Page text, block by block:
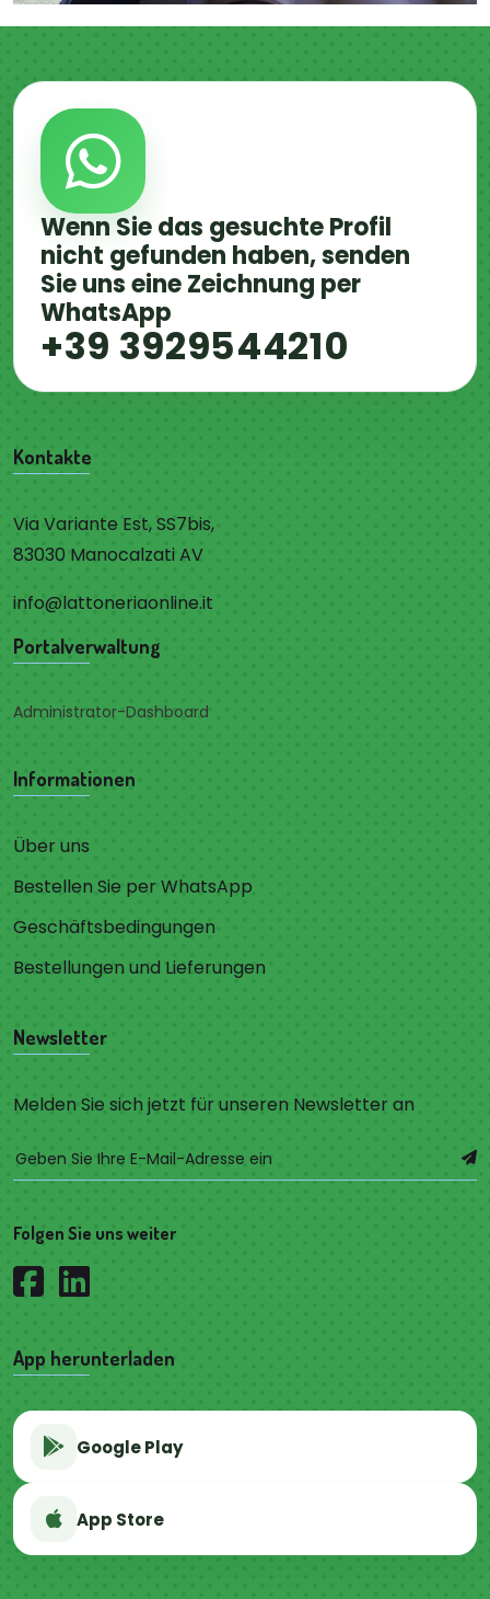
Wenn Sie das gesuchte Profil
nicht gefunden haben, senden
Sie uns eine Zeichnung per
WhatsApp
+39 3929544210
Kontakte
Via Variante Est, SS7bis,
83030 Manocalzati AV
info@lattoneriaonline.it
Portalverwaltung
Administrator-Dashboard
Informationen
Über uns
Bestellen Sie per WhatsApp
Geschäftsbedingungen
Bestellungen und Lieferungen
Newsletter
Melden Sie sich jetzt für unseren Newsletter an
Folgen Sie uns weiter
App herunterladen
Google Play
App Store